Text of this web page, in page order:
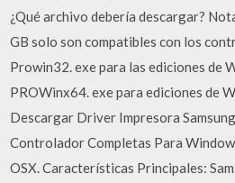
¿Qué archivo debería descargar?
GB solo son compatibles con los
Prowin32. exe para las ediciones de
PROWinx64. exe para ediciones de
Descargar Driver Impresora
Controlador Completas Para
OSX. Características Principales: